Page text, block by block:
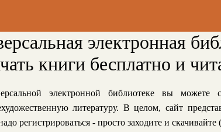
электронная
книги бесплатно и
электронной библиотеке вы можете
литературу. В целом, сайт
регистрироваться - просто заходите и скачивайте